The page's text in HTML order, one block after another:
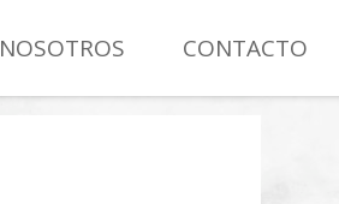
NOSOTROS CONTACTO